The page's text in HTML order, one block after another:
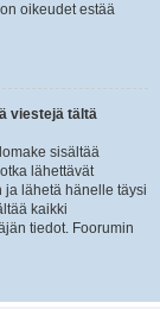
oikeudet estää
viestejä tältä
sisältää
lähettävät
ja lähetä hänelle täysi
kaikki
tiedot. Foorumin